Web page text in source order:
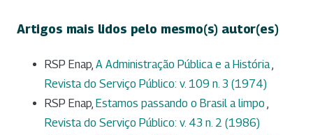
Artigos mais lidos pelo mesmo(s) autor(es)
RSP Enap, A Administração Pública e a História,
Revista do Serviço Público: v. 109 n. 3 (1974)
RSP Enap, Estamos passando o Brasil a limpo ,
Revista do Serviço Público: v. 43 n. 2 (1986)